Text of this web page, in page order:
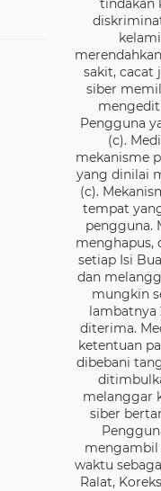
tindakan
sakit, cacat
siber
Pengguna
(c).
mekanisme
yang dinilai
(c).
tempat
pengguna.
menghapus,
setiap Isi
dan
mungkin
lambatnya
diterima.
ketentuan
dibebani
melanggar
siber
mengambil
waktu
Ralat,